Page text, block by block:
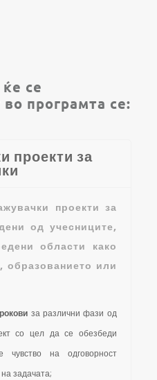
се
програмта се:
проекти за
проекти за
од учесниците,
области како
образованието или
за различни фази од
со цел да се обезбеди
чувство на одговорност
задачата;